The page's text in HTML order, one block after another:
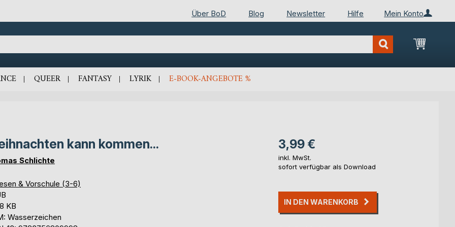
Mein Konto
Über BoD Blog Newsletter Hilfe
Mein
QUEER FANTASY LYRIK E-BOOK-ANGEBOTE %
kann kommen...
Schlichte
& Vorschule (3-6)
KB
Wasserzeichen
3,99 €
inkl. MwSt.
sofort verfügbar als Download
IN DEN WARENKORB